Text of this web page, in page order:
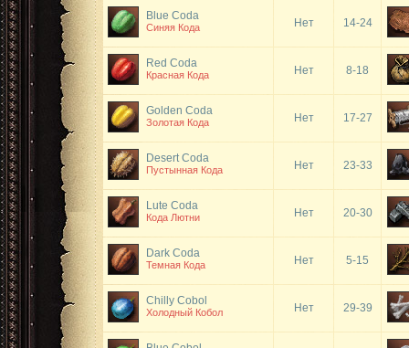
Blue Coda
Синяя Кода Нет 14-24
Red Coda
Красная Кода Нет 8-18
Golden Coda
Золотая Кода Нет 17-27
Desert Coda
Пустынная Кода Нет 23-33
Lute Coda
Кода Лютни Нет 20-30
Dark Coda
Темная Кода Нет 5-15
Chilly Cobol
Холодный Кобол Нет 29-39